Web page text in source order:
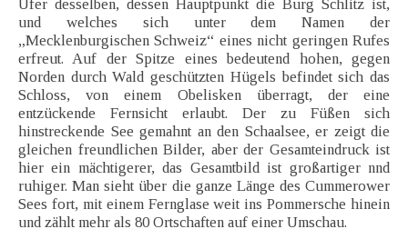
Ufer desselben, dessen Hauptpunkt die Burg Schlitz ist,
und welches sich unter dem Namen der
„Mecklenburgischen Schweiz“ eines nicht geringen Rufes
erfreut. Auf der Spitze eines bedeutend hohen, gegen
Norden durch Wald geschützten Hügels befindet sich das
Schloss, von einem Obelisken überragt, der eine
entzückende Fernsicht erlaubt. Der zu Füßen sich
hinstreckende See gemahnt an den Schaalsee, er zeigt die
gleichen freundlichen Bilder, aber der Gesamteindruck ist
hier ein mächtigerer, das Gesamtbild ist großartiger nnd
ruhiger. Man sieht über die ganze Länge des Cummerower
Sees fort, mit einem Fernglase weit ins Pommersche hinein
und zählt mehr als 80 Ortschaften auf einer Umschau.